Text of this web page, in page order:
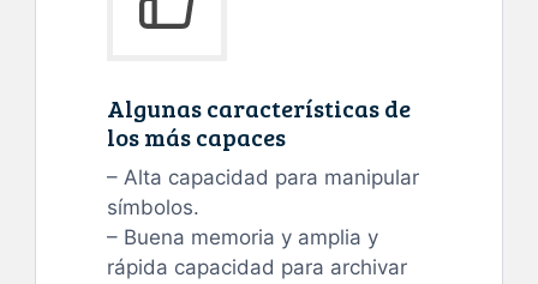
Algunas características de
los más capaces
– Alta capacidad para manipular
símbolos.
– Buena memoria y amplia y
rápida capacidad para archivar